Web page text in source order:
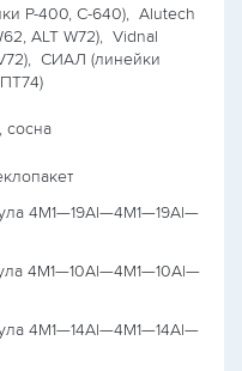
P-400, С-640), Alutech
ALT W72), Vidnal
СИАЛ (линейки
сосна
4М1—19Al—4М1—19Al—
4М1—10Al—4М1—10Al—
4М1—14Al—4М1—14Al—